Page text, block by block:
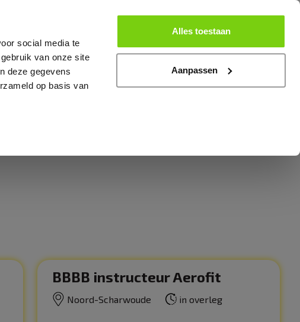
social media te
van onze site
deze gegevens
op basis van
Alles toestaan
Aanpassen
Lid worden
BBBB instructeur Aerofit
Noord-Scharwoude in overleg